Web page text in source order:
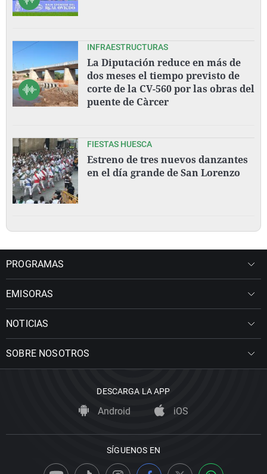
INFRAESTRUCTURAS
La Diputación reduce en más de
dos meses el tiempo previsto de
corte de la CV-560 por las obras del
puente de Càrcer
FIESTAS HUESCA
Estreno de tres nuevos danzantes
en el día grande de San Lorenzo
PROGRAMAS
EMISORAS
NOTICIAS
SOBRE NOSOTROS
DESCARGA LA APP
Android iOS
SÍGUENOS EN